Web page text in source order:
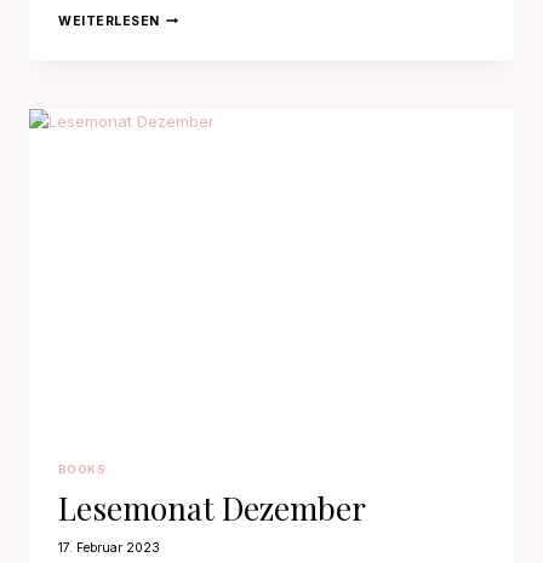
WEITERLESENLESEMONAT
BOOKS
Lesemonat Dezember
17. Februar 2023